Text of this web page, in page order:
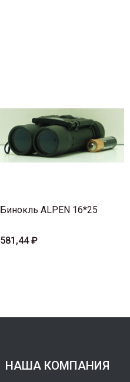
Бинокль ALPEN 16*25
581,44 ₽
НАША КОМПАНИЯ